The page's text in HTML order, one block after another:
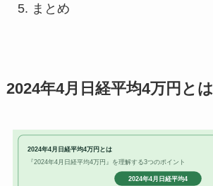
まとめ
2024年4月日経平均4万円とは
2024年4月日経平均4万円とは
『2024年4月日経平均4万円』を理解する3つのポイント
2024年4月日経平均4